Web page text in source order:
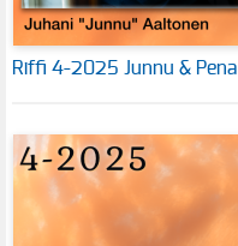
Riffi 4-2025 Junnu & Pena